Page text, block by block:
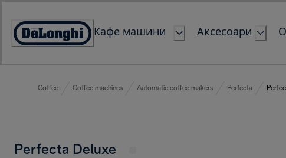
Content
Accessibility
Кафе машини Аксесоари
Coffee Coffee machines Automatic coffee makers Perfecta
Perfecta Deluxe